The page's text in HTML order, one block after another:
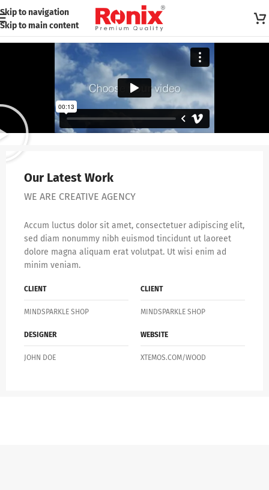
Skip to navigation
Skip to main content
Our Latest Work
WE ARE CREATIVE AGENCY
Accum luctus dolor sit amet, consectetuer adipiscing elit,
sed diam nonummy nibh euismod tincidunt ut laoreet
dolore magna aliquam erat volutpat. Ut wisi enim ad
minim veniam.
CLIENT
MINDSPARKLE SHOP
CLIENT
MINDSPARKLE SHOP
DESIGNER
JOHN DOE
WEBSITE
XTEMOS.COM/WOOD